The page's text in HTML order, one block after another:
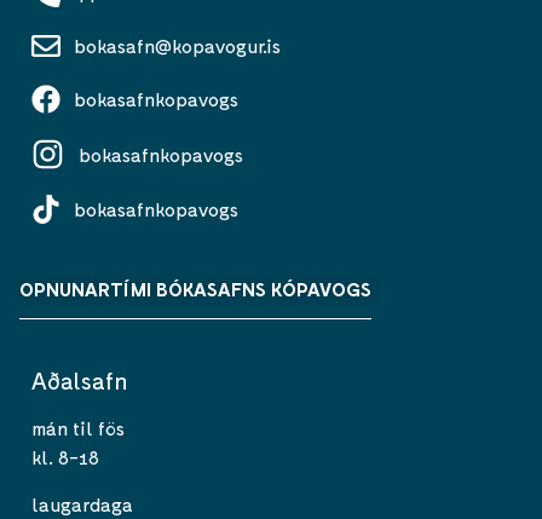
bokasafn@kopavogur.is
bokasafnkopavogs
bokasafnkopavogs
bokasafnkopavogs
OPNUNARTÍMI BÓKASAFNS KÓPAVOGS
Aðalsafn
mán til fös
kl. 8-18
laugardaga